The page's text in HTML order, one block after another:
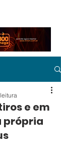
e em
própria